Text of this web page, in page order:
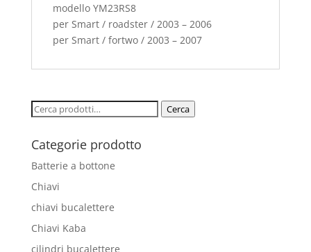
modello YM23RS8
per Smart / roadster / 2003 – 2006
per Smart / fortwo / 2003 – 2007
Cerca: Cerca
Categorie prodotto
Batterie a bottone
Chiavi
chiavi bucalettere
Chiavi Kaba
cilindri bucalettere